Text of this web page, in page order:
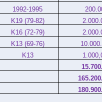
1992-1995
K19 (79-82)
K16 (72-79)
K13 (69-76)
K13